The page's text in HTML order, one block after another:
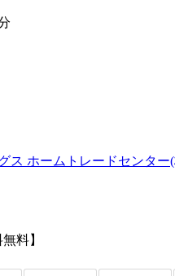
ス ホームトレードセンター
料】